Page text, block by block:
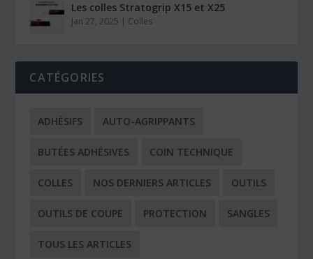
Les colles Stratogrip X15 et X25
Jan 27, 2025 | Colles
CATÉGORIES
ADHÉSIFS AUTO-AGRIPPANTS
BUTÉES ADHÉSIVES COIN TECHNIQUE
COLLES NOS DERNIERS ARTICLES OUTILS
OUTILS DE COUPE PROTECTION SANGLES
TOUS LES ARTICLES